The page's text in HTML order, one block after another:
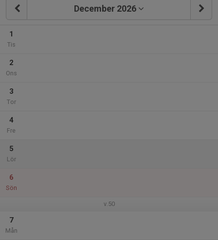
December 2026
1
Tis
2
Ons
3
Tor
4
Fre
5
Lör
6
Sön
v.50
7
Mån